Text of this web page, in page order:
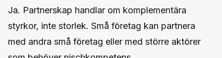
Ja. Partnerskap handlar om komplementära
styrkor, inte storlek. Små företag kan partnera
med andra små företag eller med större aktörer